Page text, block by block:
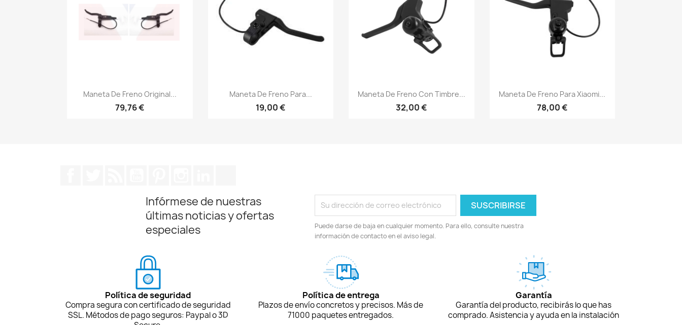
Vista rápida
Maneta De Freno Original...
79,76 €
Vista rápida
Maneta De Freno Para...
19,00 €
Vista rápida
Maneta De Freno Con Timbre...
32,00 €
Vista rápida
Maneta De Freno Para Xiaomi...
78,00 €
Infórmese de nuestras
últimas noticias y ofertas
especiales
Puede darse de baja en cualquier momento. Para ello, consulte nuestra
información de contacto en el aviso legal.
Política de seguridad
Compra segura con certificado de seguridad
SSL. Métodos de pago seguros: Paypal o 3D
Política de entrega
Plazos de envío concretos y precisos. Más de
71000 paquetes entregados.
Garantía
Garantía del producto, recibirás lo que has
comprado. Asistencia y ayuda en la instalación